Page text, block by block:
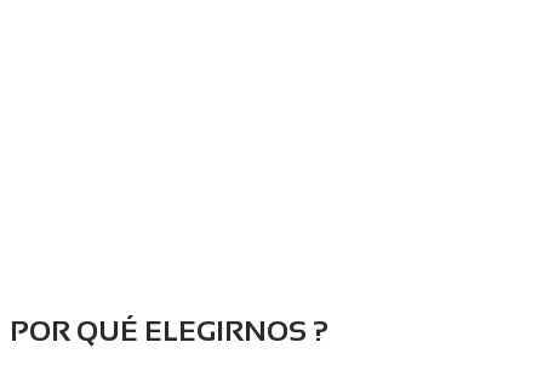
POR QUÉ ELEGIRNOS ?